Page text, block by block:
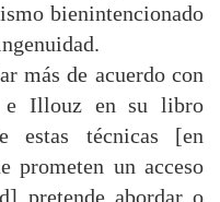
bienintencionado
más de acuerdo con
e Illouz en su libro
estas técnicas [en
prometen un acceso
pretende abordar o